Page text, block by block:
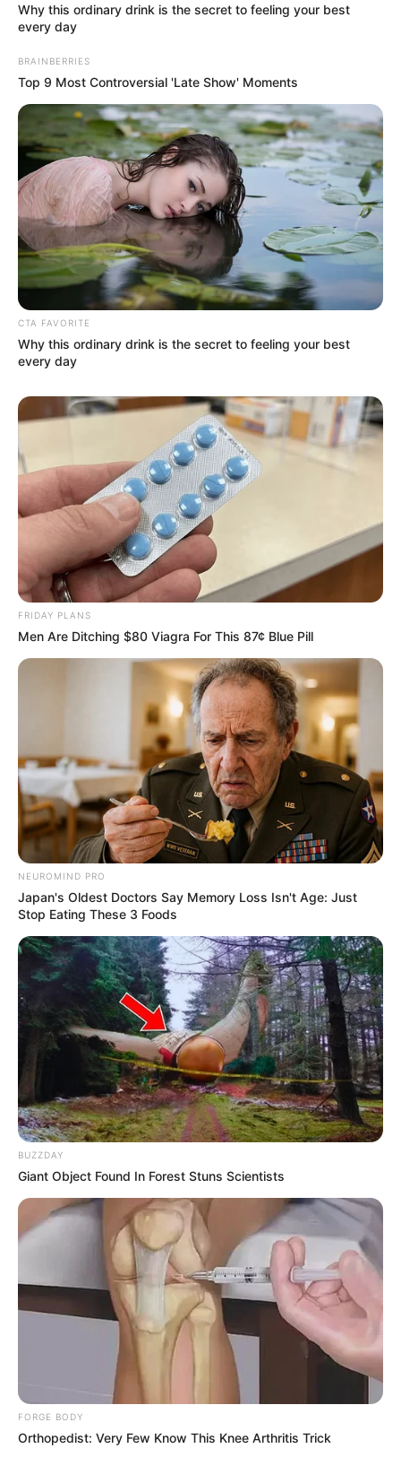
entram no debate.
passo a passo para conseguir o benefício.
FNARAS em Brasília: Senado pode
promulgar PEC 14 em semana de
mobilização.
Presidente Kennedy (ES) abre processo
seletivo para Agentes de Saúde e de
Combate às Endemias.
PEC 14: o que acontece com quinquênio,
DESTAQUES DO MÊS
Prefeitura realiza a maior entrega de
motocicletas aos Agentes de Saúde da
história...
Agente de Saúde é indiciada por falsificar
visitas que nunca aconteceram.
Terceiro lote da restituição do IR paga R$
contribuintes.
Motos e bicicletas para ACS e ACE: veja o
passo a passo para conseguir o benefício.
PLP 185 continua travado na Câmara dos
Deputados por erro em seu texto.
ACS e ACE: celetista, estatutário ou
contrato precário — entenda o que muda
no seu bolso e na sua carreira.
DIVERSAS
MATÉRIAS EM DESTAQUE NOS ÚLTIMOS 30 DIAS
Prefeitura realiza a maior entrega de
motocicletas aos Agentes de Saúde da
história...
falsificar visitas que nunca aconteceram.
Terceiro lote da restituição do IR paga
R$ 4,61 bilhões para 2,7 milhões de
contribuintes.
MATÉRIAS EM DESTAQUES
Agente de Saúde é indiciada por
Why this ordinary drink is the secret to feeling your best
every day
BRAINBERRIES
Top 9 Most Controversial 'Late Show' Moments
CTA FAVORITE
Why this ordinary drink is the secret to feeling your best
every day
FRIDAY PLANS
Men Are Ditching $80 Viagra For This 87¢ Blue Pill
NEUROMIND PRO
Japan's Oldest Doctors Say Memory Loss Isn't Age: Just
Stop Eating These 3 Foods
BUZZDAY
Giant Object Found In Forest Stuns Scientists
FORGE BODY
Orthopedist: Very Few Know This Knee Arthritis Trick